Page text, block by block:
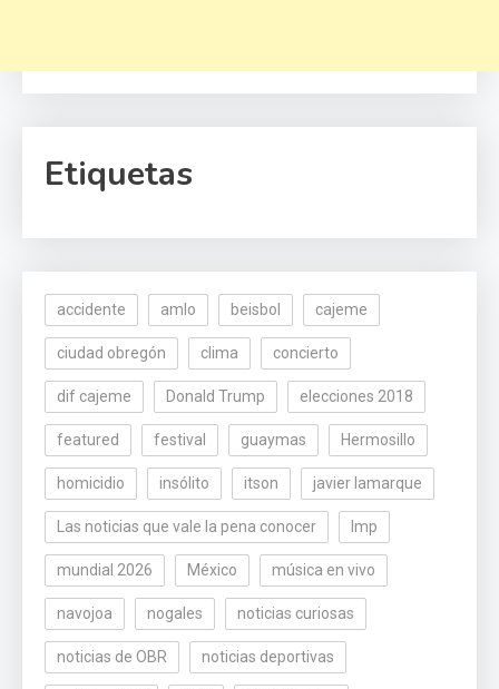
Etiquetas
accidente amlo beisbol cajeme
ciudad obregón clima concierto
dif cajeme Donald Trump elecciones 2018
featured festival guaymas Hermosillo
homicidio insólito itson javier lamarque
Las noticias que vale la pena conocer lmp
mundial 2026 México música en vivo
navojoa nogales noticias curiosas
noticias de OBR noticias deportivas